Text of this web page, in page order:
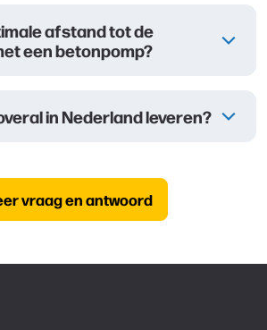
afstand tot de
een betonpomp?
in Nederland leveren?
vraag en antwoord